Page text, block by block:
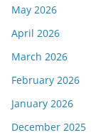
May 2026
April 2026
March 2026
February 2026
January 2026
December 2025